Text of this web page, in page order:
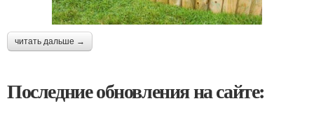
читать дальше →
Последние обновления на сайте: